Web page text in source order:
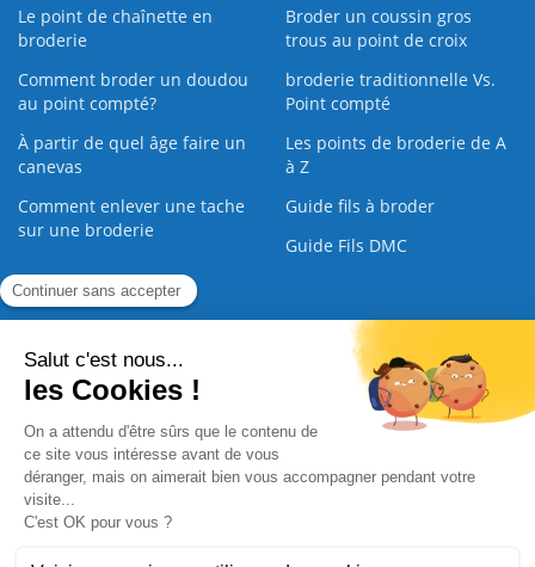
Le point de chaînette en
broderie
Broder un coussin gros
trous au point de croix
Comment broder un doudou
au point compté?
broderie traditionnelle Vs.
Point compté
À partir de quel âge faire un
canevas
Les points de broderie de A
à Z
Comment enlever une tache
sur une broderie
Guide fils à broder
Guide Fils DMC
Guide de la Broderie
Nous contacter |
Paiement sécurisé